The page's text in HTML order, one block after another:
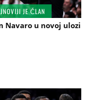
JE ČLAN
Navaro u novoj ulozi